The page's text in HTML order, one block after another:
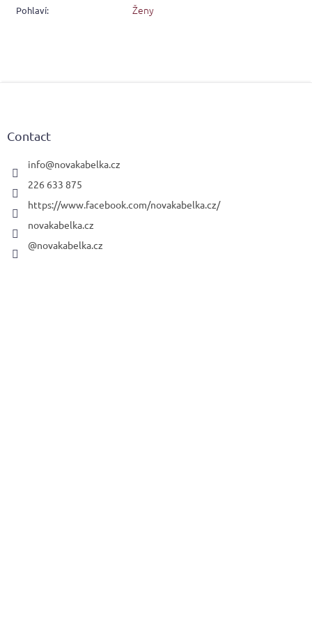
Pohlaví: Ženy
Contact
info@novakabelka.cz
226 633 875
https://www.facebook.com/novakabelka.cz/
novakabelka.cz
@novakabelka.cz